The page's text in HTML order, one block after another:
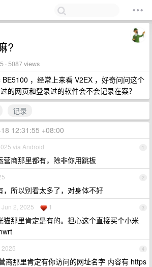
?
· 5087 views
，经常上来看 V2EX ，好奇问问这个
的网页和登录过的软件会不会记录在案？
记录
12:31:55 +08:00
1
via Android
营商那里都有，除非你用跳板
2
，所以别看太多了，对身体不好
3
Jun 2, 2025 1
猫那里肯定是有的。担心这个直接买个小米
4
2025
商那里肯定有你访问的网址名字 内容有 https